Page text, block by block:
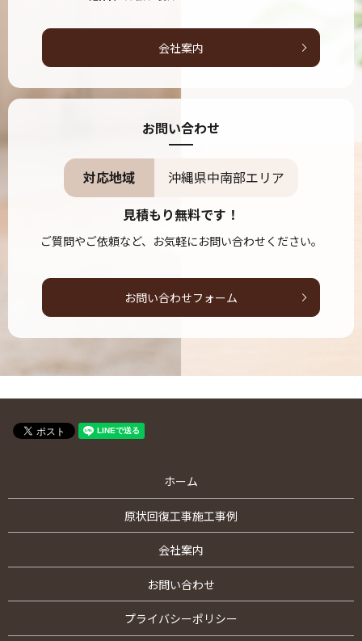
会社案内
お問い合わせ
対応地域
沖縄県中南部エリア
見積もり無料です！
ご質問やご依頼など、お気軽にお問い合わせください。
お問い合わせフォーム
ホーム
原状回復工事施工事例
会社案内
お問い合わせ
プライバシーポリシー